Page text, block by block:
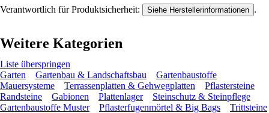
Verantwortlich für Produktsicherheit: Siehe Herstellerinformationen .
Weitere Kategorien
Liste überspringen
Garten
Gartenbau & Landschaftsbau
Gartenbaustoffe
Mauersysteme
Terrassenplatten & Gehwegplatten
Pflastersteine
Randsteine
Gabionen Plattenlager
Steinschutz & Steinpflege
Gartenbaustoffe Muster
Pflasterfugenmörtel & Big Bags Trittsteine